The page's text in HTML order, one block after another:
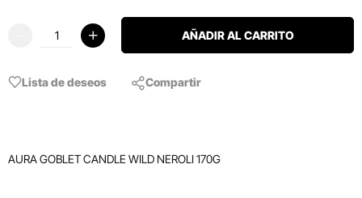
AÑADIR AL CARRITO
Lista de deseos Compartir
AURA GOBLET CANDLE WILD NEROLI 170G